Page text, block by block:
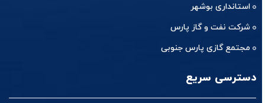
استانداری بوشهر
شرکت نفت و گاز پارس
مجتمع گازی پارس جنوبی
دسترسی سریع